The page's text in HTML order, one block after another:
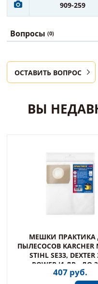
909-259
Вопросы (0)
ОСТАВИТЬ ВОПРОС
ВЫ
МЕШКИ ПРАКТИКА
ПЫЛЕСОСОВ KARCHER
STIHL SE33,
POWER И ДР., ДО
СИНТЕТИКА,
407 руб.